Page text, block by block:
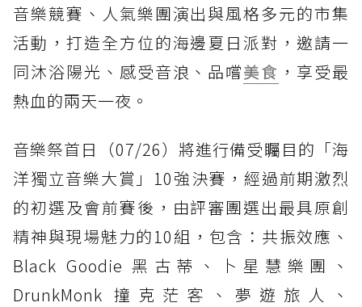
音樂競賽、人氣樂團演出與風格多元的市集
活動，打造全方位的海邊夏日派對，邀請一
同沐浴陽光、感受音浪、品嚐美食 ，享受最
熱血的兩天一夜。
音樂祭首日（07/26）將進行備受矚目的「海
洋獨立音樂大賞」10強決賽，經過前期激烈
的初選及會前賽後，由評審團選出最具原創
精神與現場魅力的10組，包含：共振效應、
Black Goodie 黑古蒂、卜星慧樂團、
DrunkMonk 撞克茫客、夢遊旅人、